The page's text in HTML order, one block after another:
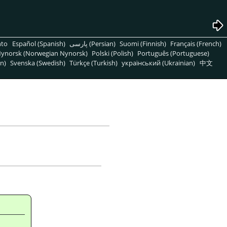
Español (Spanish) پارسی (Persian) Suomi (Finnish) Français (French)
(Norwegian Nynorsk) Polski (Polish) Português (Portuguese)
Svenska (Swedish) Türkçe (Turkish) український (Ukrainian) 中文